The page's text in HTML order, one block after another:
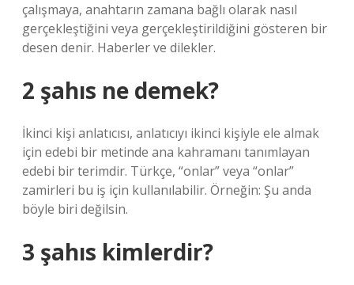
çalışmaya, anahtarın zamana bağlı olarak nasıl
gerçekleştiğini veya gerçekleştirildiğini gösteren bir
desen denir. Haberler ve dilekler.
2 şahıs ne demek?
İkinci kişi anlatıcısı, anlatıcıyı ikinci kişiyle ele almak
için edebi bir metinde ana kahramanı tanımlayan
edebi bir terimdir. Türkçe, “onlar” veya “onlar”
zamirleri bu iş için kullanılabilir. Örneğin: Şu anda
böyle biri değilsin.
3 şahıs kimlerdir?